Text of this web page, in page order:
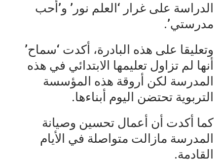
الدراسة على غرار ‘العلم نور’ و’أحب
مدرستي’.
وتعليقا على هذه البادرة، أكدت ‘سماح’
أنها لم تزاول تعليمها الابتدائي في هذه
المدرسة لكن أروقة هذه المؤسسة
التربوية تحتضن اليوم أبناءها.
كما أكدت أن أعمال تحسين وصيانة
المدرسة مازالت متواصلة في الأيام
القادمة.